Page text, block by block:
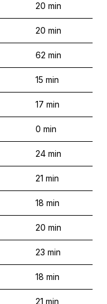
20 min
20 min
62 min
15 min
17 min
0 min
24 min
21 min
18 min
20 min
23 min
18 min
21 min